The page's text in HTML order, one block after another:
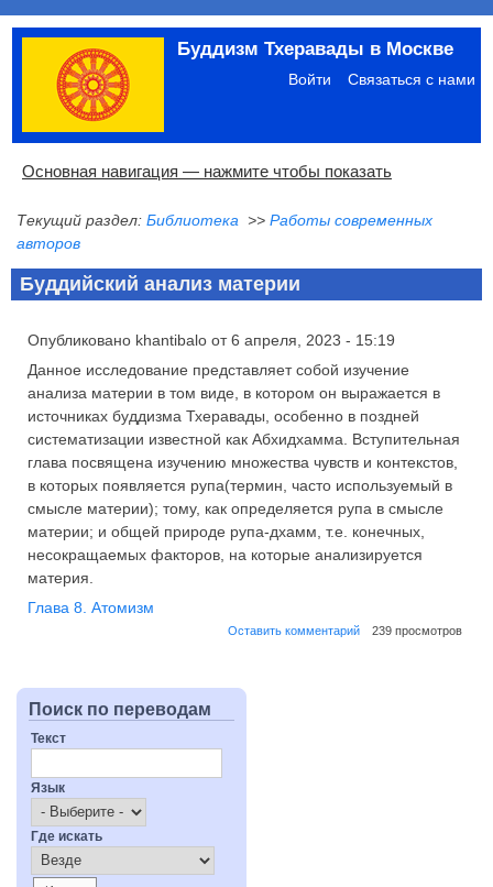
Перейти
основному
содержанию
Буддизм Тхеравады в Москве
Меню
учётной
записи
пользователя
Войти Связаться с нами
Основная
Основная навигация — нажмите чтобы показать
Главная
Община
Палийский канон
Язык пали
Материалы по темам
Современная литература
Блоги
Ссылки
Поиск
Текущий раздел: Библиотека >> Работы современных
авторов
Буддийский анализ материи
Опубликовано khantibalo от6 апреля, 2023 - 15:19
Данное исследование представляет собой изучение
анализа материи в том виде, в котором он выражается в
источниках буддизма Тхеравады, особенно в поздней
систематизации известной как Абхидхамма. Вступительная
глава посвящена изучению множества чувств и контекстов,
в которых появляется рупа(термин, часто используемый в
смысле материи); тому, как определяется рупа в смысле
материи; и общей природе рупа-дхамм, т.е. конечных,
несокращаемых факторов, на которые анализируется
материя.
Глава 8. Атомизм
Оставить комментарий 239 просмотров
Поиск по переводам
Текст
Язык
Где искать